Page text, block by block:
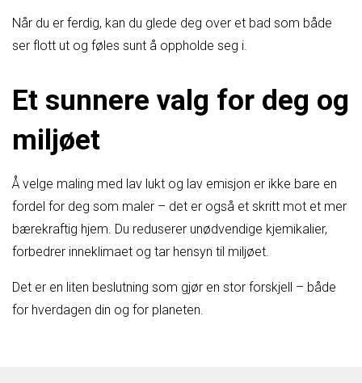
Når du er ferdig, kan du glede deg over et bad som både
ser flott ut og føles sunt å oppholde seg i.
Et sunnere valg for deg og
miljøet
Å velge maling med lav lukt og lav emisjon er ikke bare en
fordel for deg som maler – det er også et skritt mot et mer
bærekraftig hjem. Du reduserer unødvendige kjemikalier,
forbedrer inneklimaet og tar hensyn til miljøet.
Det er en liten beslutning som gjør en stor forskjell – både
for hverdagen din og for planeten.